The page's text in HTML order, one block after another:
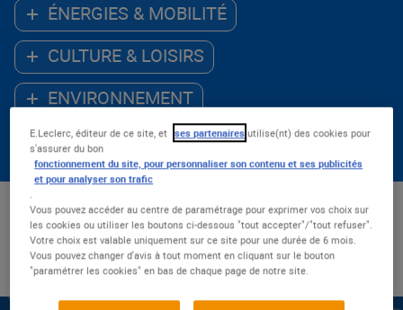
ÉNERGIES & MOBILITÉ
CULTURE & LOISIRS
ENVIRONNEMENT
ACCÈS AU NUMÉRIQUE
Les - récents
Nombre de résultats : 54
E.Leclerc, éditeur de ce site, et ses partenaires utilise(nt) des cookies pour
s'assurer du bon
fonctionnement du site, pour personnaliser son contenu et ses publicités
et pour analyser son trafic
Vous pouvez accéder au centre de paramétrage pour exprimer vos choix sur
les cookies ou utiliser les boutons ci-dessous "tout accepter"/"tout refuser".
Votre choix est valable uniquement sur ce site pour une durée de 6 mois.
Vous pouvez changer d'avis à tout moment en cliquant sur le bouton
"paramétrer les cookies" en bas de chaque page de notre site.